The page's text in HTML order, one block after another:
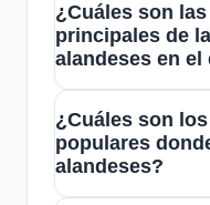
¿Cuáles son
principales de
alandeses en el
extranjero es
con un fuerte
y tradición. Se
¿Cuáles son
populares
alandeses?